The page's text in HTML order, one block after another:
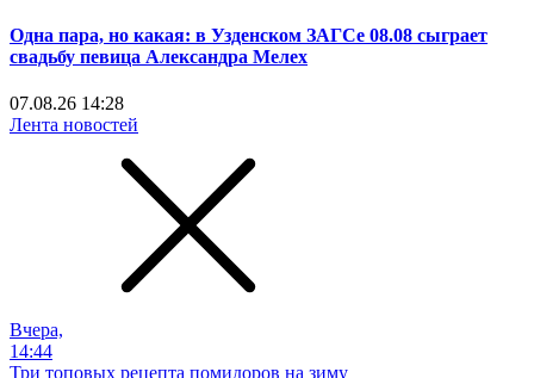
Одна пара, но какая: в Узденском ЗАГСе 08.08 сыграет
свадьбу певица Александра Мелех
07.08.26 14:28
Лента новостей
Вчера,
14:44
Три топовых рецепта помидоров на зиму